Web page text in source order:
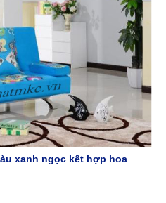
xanh ngọc kết hợp hoa